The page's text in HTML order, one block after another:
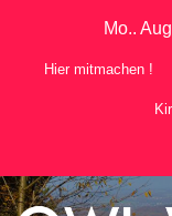
Mo..
Hier mitmachen !